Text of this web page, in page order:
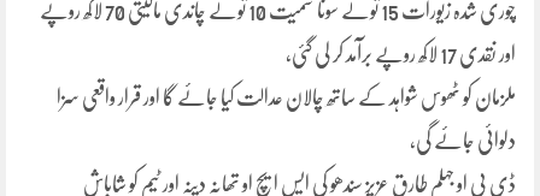
چوری شدہ زیورات 15 تولے سونا سمیت 10 تولے چاندی مالیتی 70 لاکھ روپے
اور نقدی 17 لاکھ روپے برآمد کر لی گئی،
ملزمان کو ٹھوس شواہد کے ساتھ چالان عدالت کیا جائے گا اور قرار واقعی سزا
دلوائی جائے گی،
ڈی پی او جہلم طارق عزیز سندھو کی ایس ایچ او تھانہ دینہ اور ٹیم کو شاباش